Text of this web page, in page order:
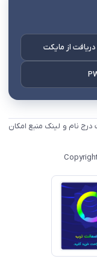
دریافت از مایکت
نام و لینک منبع امکان